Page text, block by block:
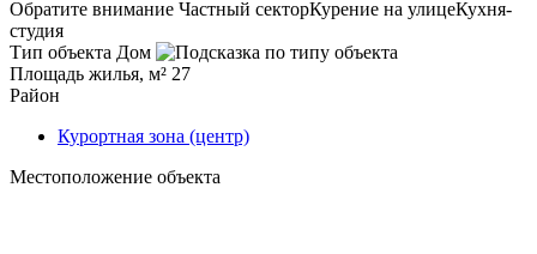
Обратите внимание Частный секторКурение на улицеКухня-
студия
Тип объекта Дом
Площадь жилья, м² 27
Район
Курортная зона (центр)
Местоположение объекта